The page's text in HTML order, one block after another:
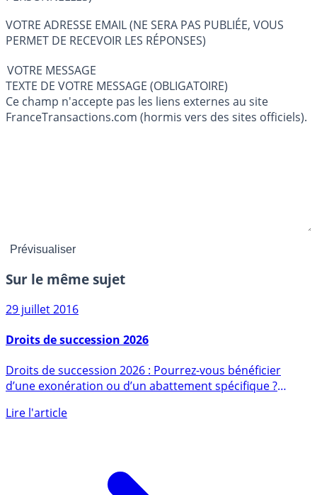
VOTRE ADRESSE EMAIL (NE SERA PAS PUBLIÉE, VOUS
PERMET DE RECEVOIR LES RÉPONSES)
VOTRE MESSAGE
TEXTE DE VOTRE MESSAGE (OBLIGATOIRE)
Ce champ n'accepte pas les liens externes au site
FranceTransactions.com (hormis vers des sites officiels).
Sur le même sujet
29 juillet 2016
Droits de succession 2026
d’une exonération ou d’un abattement spécifique ?